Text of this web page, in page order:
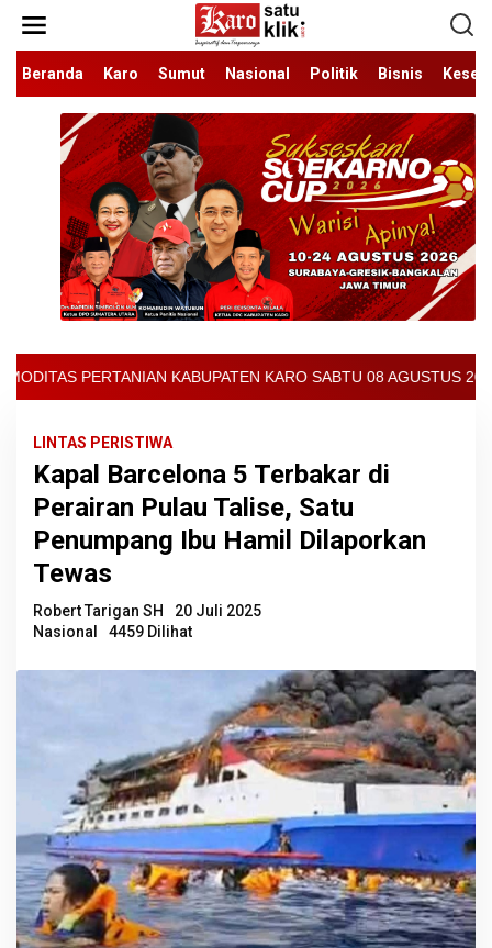
konten
Beranda
Karo Sumut Nasional Politik Bisnis
KARO SABTU 08 AGUSTUS 2026 - ARCIS
LINTAS PERISTIWA
Kapal Barcelona 5 Terbakar di
Perairan Pulau Talise, Satu
Penumpang Ibu Hamil Dilaporkan
Tewas
Robert Tarigan SH
20 Juli 2025
Nasional
4459 Dilihat